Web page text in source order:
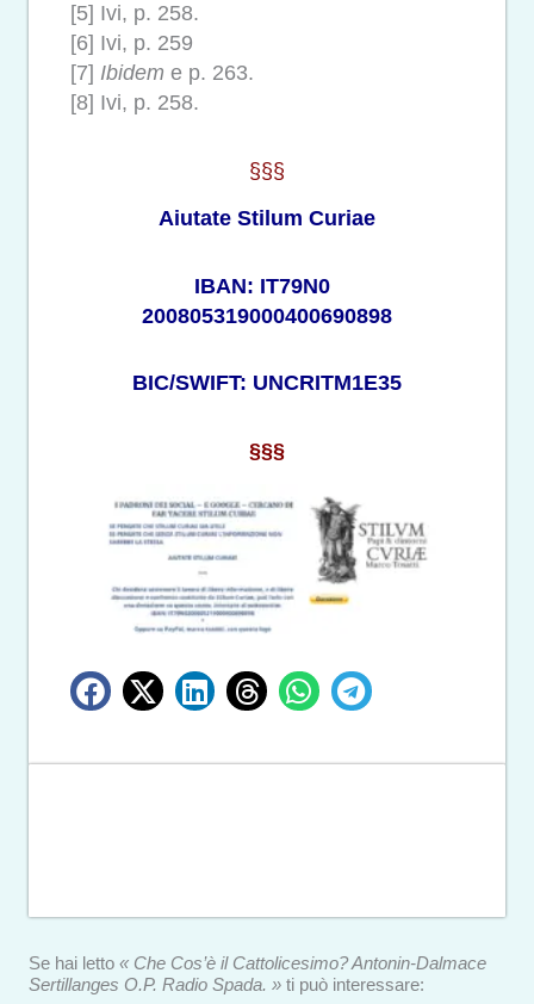
[5] Ivi, p. 258.
[6] Ivi, p. 259
[7] Ibidem e p. 263.
[8] Ivi, p. 258.
§§§
Aiutate Stilum Curiae
IBAN: IT79N0
200805319000400690898
BIC/SWIFT: UNCRITM1E35
§§§
Se hai letto « Che Cos’è il Cattolicesimo? Antonin-Dalmace
Sertillanges O.P. Radio Spada. » ti può interessare: